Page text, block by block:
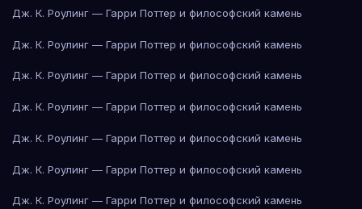
Дж. К. Роулинг — Гарри Поттер и философский камень
Дж. К. Роулинг — Гарри Поттер и философский камень
Дж. К. Роулинг — Гарри Поттер и философский камень
Дж. К. Роулинг — Гарри Поттер и философский камень
Дж. К. Роулинг — Гарри Поттер и философский камень
Дж. К. Роулинг — Гарри Поттер и философский камень
Дж. К. Роулинг — Гарри Поттер и философский камень